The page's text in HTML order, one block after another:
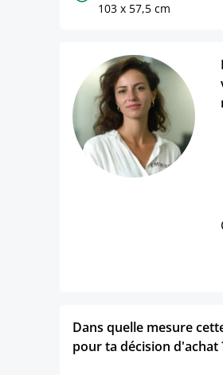
103 x 57,5 cm
Dans quelle mesure
pour ta décision d'achat